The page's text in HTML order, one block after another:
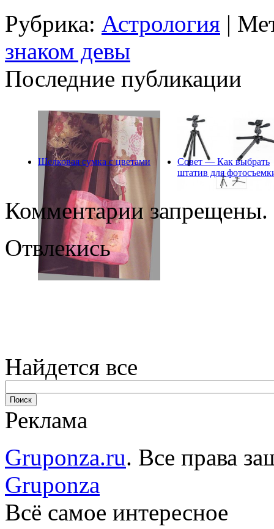
Рубрика: Астрология |
знаком девы
Последние публикации
Шелковая сумка с цветами
Совет — Как выбрать
штатив для
Комментарии запрещены.
Отвлекись
Найдется все
Реклама
Gruponza.ru. Все права
Gruponza
Всё самое интересное